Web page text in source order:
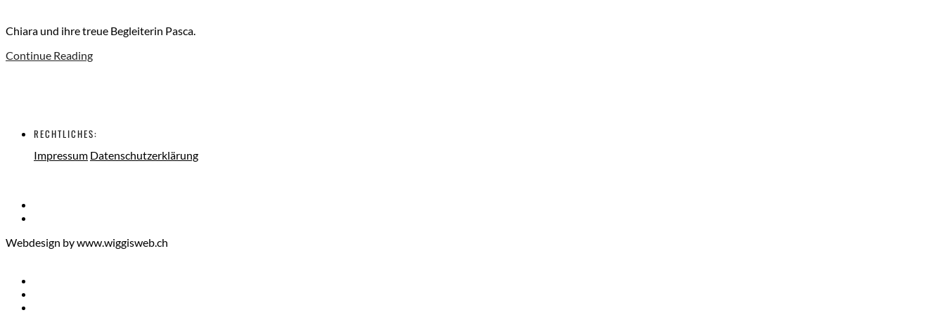
Chiara und ihre treue Begleiterin Pasca.
Continue Reading
RECHTLICHES:
Impressum Datenschutzerklärung
Webdesign by www.wiggisweb.ch